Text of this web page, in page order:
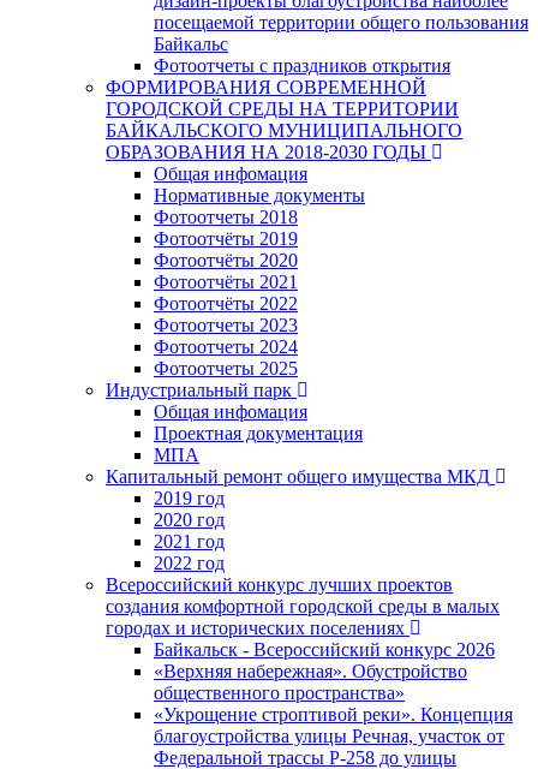
посещаемой территории общего пользования
Байкальс
Фотоотчеты с праздников открытия
ФОРМИРОВАНИЯ СОВРЕМЕННОЙ
ГОРОДСКОЙ СРЕДЫ НА ТЕРРИТОРИИ
БАЙКАЛЬСКОГО МУНИЦИПАЛЬНОГО
ОБРАЗОВАНИЯ НА 2018-2030 ГОДЫ
Общая инфомация
Нормативные документы
Фотоотчеты 2018
Фотоотчёты 2019
Фотоотчёты 2020
Фотоотчёты 2021
Фотоотчёты 2022
Фотоотчеты 2023
Фотоотчеты 2024
Фотоотчеты 2025
Индустриальный парк
Общая инфомация
Проектная документация
МПА
Капитальный ремонт общего имущества МКД
2019 год
2020 год
2021 год
2022 год
Всероссийский конкурс лучших проектов
создания комфортной городской среды в малых
городах и исторических поселениях
Байкальск - Всероссийский конкурс 2026
«Верхняя набережная». Обустройство
общественного пространства»
«Укрощение строптивой реки». Концепция
благоустройства улицы Речная, участок от
Федеральной трассы Р-258 до улицы